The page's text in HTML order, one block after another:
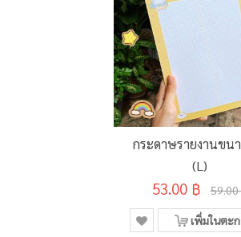
กระดาษรายงานขน
(L)
53.00 ฿ 59.00
เพิ่มในตะ